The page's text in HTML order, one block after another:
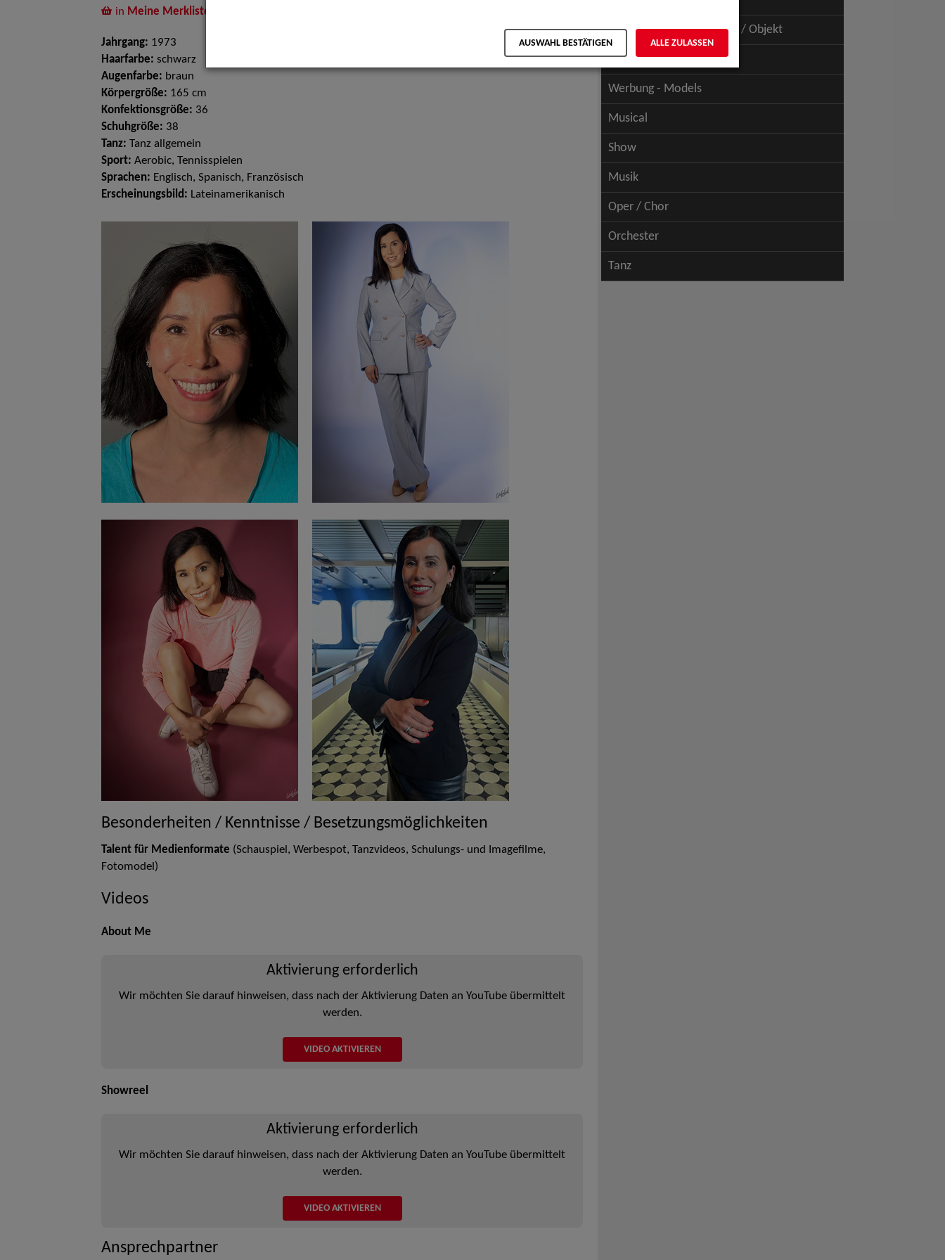
in Meine Merkliste
Jahrgang: 1973
Haarfarbe: schwarz
Augenfarbe: braun
Körpergröße: 165 cm
Konfektionsgröße: 36
Schuhgröße: 38
Tanz: Tanz allgemein
Sport: Aerobic, Tennisspielen
Sprachen: Englisch, Spanisch, Französisch
Erscheinungsbild: Lateinamerikanisch
Besonderheiten / Kenntnisse / Besetzungsmöglichkeiten
Talent für Medienformate (Schauspiel, Werbespot, Tanzvideos, Schulungs- und Imagefilme,
Fotomodel)
Videos
About Me
Aktivierung erforderlich
Wir möchten Sie darauf hinweisen, dass nach der Aktivierung Daten an YouTube übermittelt
werden.
VIDEO AKTIVIEREN
Showreel
Aktivierung erforderlich
Wir möchten Sie darauf hinweisen, dass nach der Aktivierung Daten an YouTube übermittelt
werden.
VIDEO AKTIVIEREN
Ansprechpartner
Schauspiel - Figur / Puppe / Objekt
Werbung - Talents
Werbung - Models
Musical
Show
Musik
Oper / Chor
Orchester
Tanz
AUSWAHL BESTÄTIGEN ALLE ZULASSEN